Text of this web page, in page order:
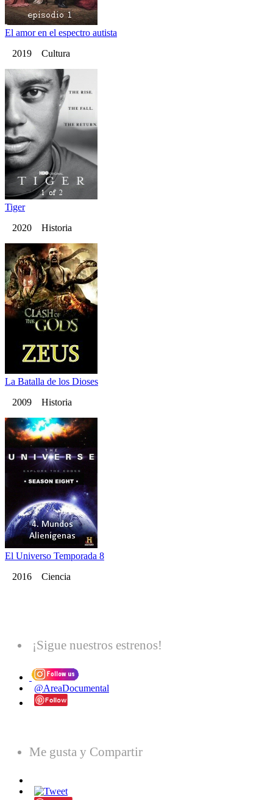
El amor en el espectro autista
2019 Cultura
Tiger
2020 Historia
La Batalla de los Dioses
2009 Historia
El Universo Temporada 8
2016 Ciencia
¡Sigue nuestros estrenos!
@AreaDocumental
Me gusta y Compartir